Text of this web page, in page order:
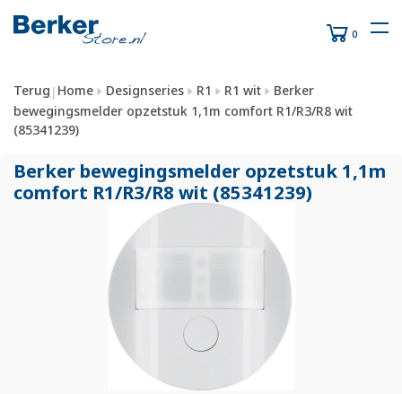
0
Terug | Home Designseries R1 R1 wit
Berker
bewegingsmelder opzetstuk 1,1m comfort R1/R3/R8 wit
(85341239)
Berker bewegingsmelder opzetstuk 1,1m
comfort R1/R3/R8 wit (85341239)